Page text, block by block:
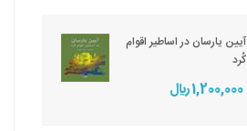
آیین یارسان در اساطیر اقوام
کُرد
1,200,000 ريال